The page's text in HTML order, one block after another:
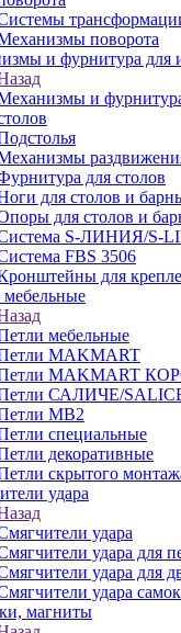
поворота
и фурнитура для
и
для столов
для столов и
для столов и
S-ЛИНИЯ/S-
FBS 3506
для
мебельные
MAKMART
MAKMART
САЛИЧЕ/
MB2
специальные
декоративные
скрытого
удара
удара
удара для
удара для
удара
магниты